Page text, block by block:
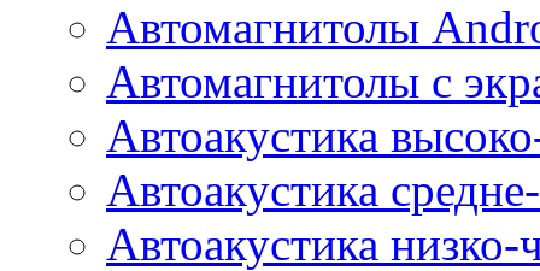
Автомагнитолы
Автомагнитолы с
Автоакустика
Автоакустика
Автоакустика низко-